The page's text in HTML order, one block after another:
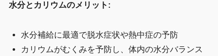
水分とカリウムのメリット:
水分補給に最適で脱水症状や熱中症の予防
カリウムがむくみを予防し、体内の水分バランス